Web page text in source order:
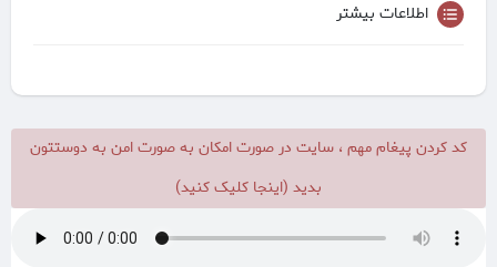
اطلاعات بیشتر
کد کردن پیغام مهم ، سایت در صورت امکان به صورت امن به دوستتون
بدید (اینجا کلیک کنید)